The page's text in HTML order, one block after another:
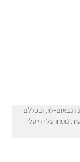
לוי, ובכללם
נוסחו על ידי טלי